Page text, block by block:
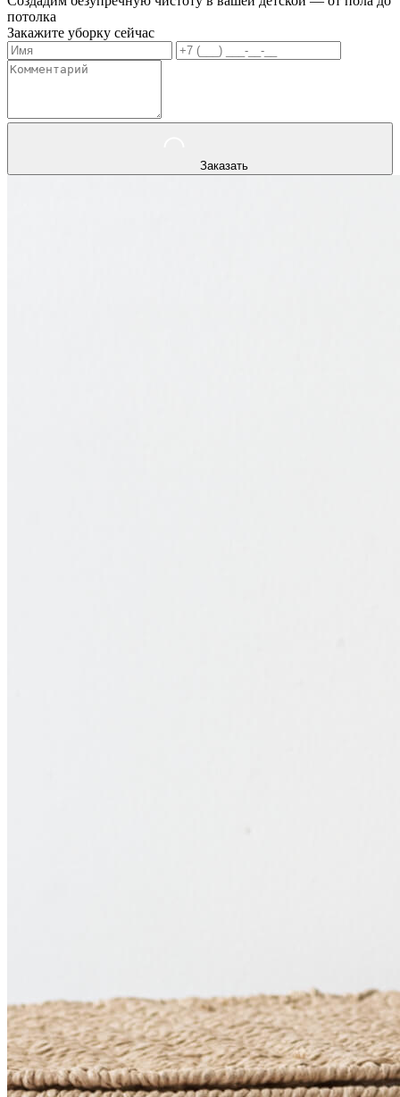
потолка
Закажите уборку сейчас
Заказать